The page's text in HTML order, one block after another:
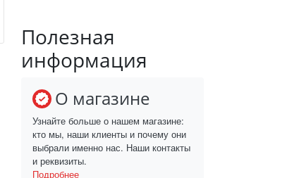
Полезная
информация
О магазине
Узнайте больше о нашем магазине:
кто мы, наши клиенты и почему они
выбрали именно нас. Наши контакты
и реквизиты.
Подробнее